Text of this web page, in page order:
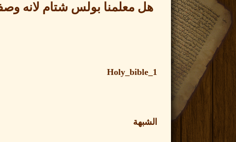
هل معلمنا بولس شتام لانه
Holy_bible_1
الشبهة